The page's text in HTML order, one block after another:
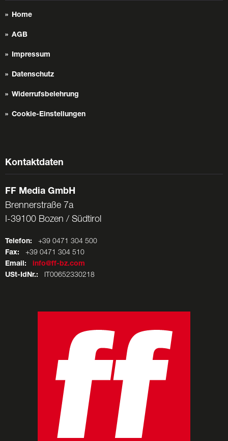
Home
AGB
Impressum
Datenschutz
Widerrufsbelehrung
Cookie-Einstellungen
Kontaktdaten
FF Media GmbH
Brennerstraße 7a
I-39100 Bozen / Südtirol
Telefon: +39 0471 304 500
Fax: +39 0471 304 510
Email:
info@ff-bz.com
USt-IdNr.: IT00652330218